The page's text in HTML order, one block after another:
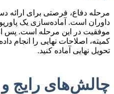
مرحله دفاع، فرصتی برای ارائه
داوران است. آماده‌سازی یک
موفقیت در این مرحله است. پس
کمیته، اصلاحات نهایی را انجام
تحویل نهایی آماده کنید.
چالش‌های رایج و